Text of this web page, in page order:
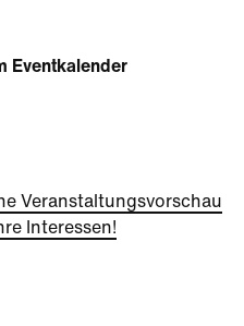
Eventkalender
Veranstaltungsvorschau
Interessen!